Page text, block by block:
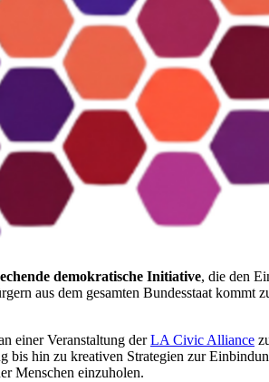
demokratische Initiative, die den
aus dem gesamten Bundesstaat
einer Veranstaltung derLA Civic Alliance
bis hin zu kreativen Strategien zur
Menschen einzuholen.